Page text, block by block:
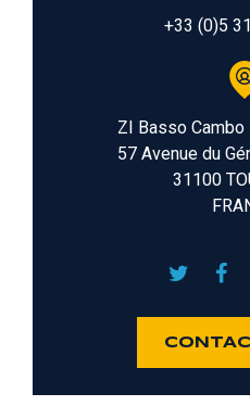
+33 (0)5
ZI Basso Cambo
57 Avenue du
31100